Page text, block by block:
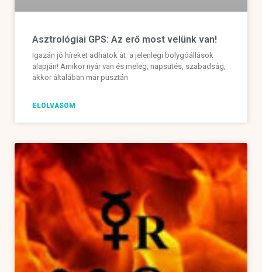
Asztrológiai GPS: Az erő most velünk van!
Igazán jó híreket adhatok át a jelenlegi bolygóállások
alapján! Amikor nyár van és meleg, napsütés, szabadság,
akkor általában már pusztán
ELOLVASOM